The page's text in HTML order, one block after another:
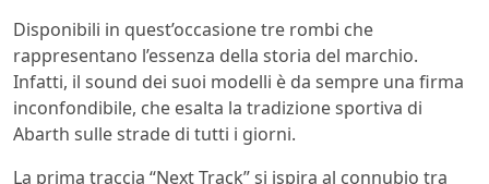
Disponibili in quest’occasione tre rombi che
rappresentano l’essenza della storia del marchio.
Infatti, il sound dei suoi modelli è da sempre una firma
inconfondibile, che esalta la tradizione sportiva di
Abarth sulle strade di tutti i giorni.
La prima traccia “Next Track” si ispira al connubio tra